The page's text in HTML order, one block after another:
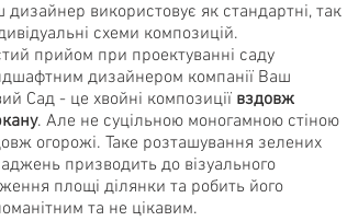
дизайнер використовує як стандартні, так
схеми композицій.
прийом при проектуванні саду
дизайнером компанії Ваш
Сад - це хвойні композиції вздовж
. Але не суцільною моногамною стіною
огорожі. Таке розташування зелених
призводить до візуального
площі ділянки та робить його
та не цікавим.